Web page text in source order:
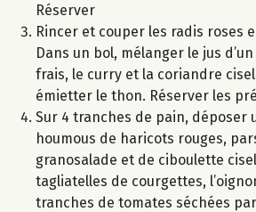
Réserver
Rincer et couper les radis roses
Dans un bol, mélanger le jus
frais, le curry et la coriandre
émietter le thon. Réserver les
Sur 4 tranches de pain, déposer
houmous de haricots rouges,
granosalade et de ciboulette
tagliatelles de courgettes,
tranches de tomates séchées